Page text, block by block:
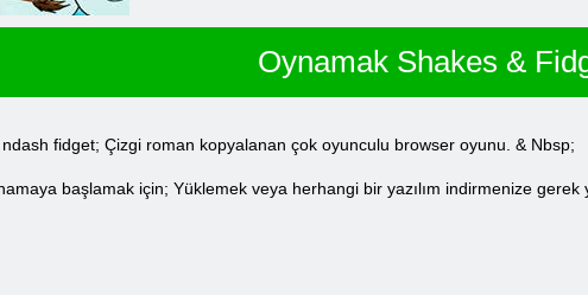
Oynamak Shakes &
fidget; Çizgi roman kopyalanan çok oyunculu browser oyunu. & Nbsp;
başlamak için; Yüklemek veya herhangi bir yazılım indirmenize